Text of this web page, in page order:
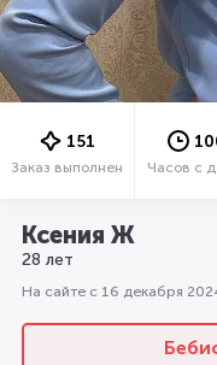
151
Заказ выполнен Часов с
Ксения Ж
28 лет
На сайте с 16 декабря